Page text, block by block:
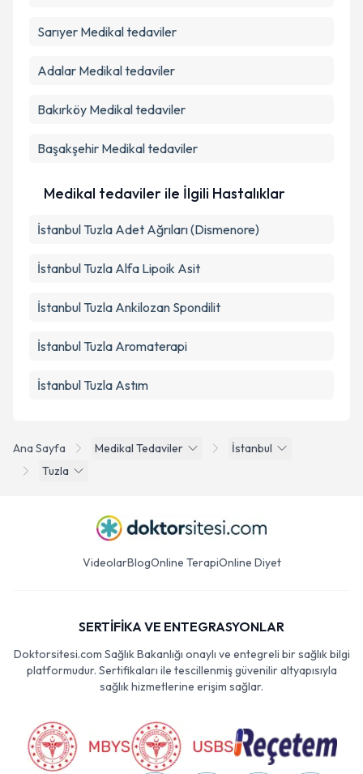
Ana Sayfa Medikal Tedaviler
İstanbul
Tuzla
Sarıyer Medikal tedaviler
Adalar Medikal tedaviler
Bakırköy Medikal tedaviler
Başakşehir Medikal tedaviler
Medikal tedaviler ile İlgili Hastalıklar
İstanbul Tuzla Adet Ağrıları (Dismenore)
İstanbul Tuzla Alfa Lipoik Asit
İstanbul Tuzla Ankilozan Spondilit
İstanbul Tuzla Aromaterapi
İstanbul Tuzla Astım
VideolarBlogOnline TerapiOnline Diyet
SERTİFİKA VE ENTEGRASYONLAR
Doktorsitesi.com Sağlık Bakanlığı onaylı ve entegreli bir sağlık bilgi
platformudur. Sertifikaları ile tescillenmiş güvenilir altyapısıyla
sağlık hizmetlerine erişim sağlar.